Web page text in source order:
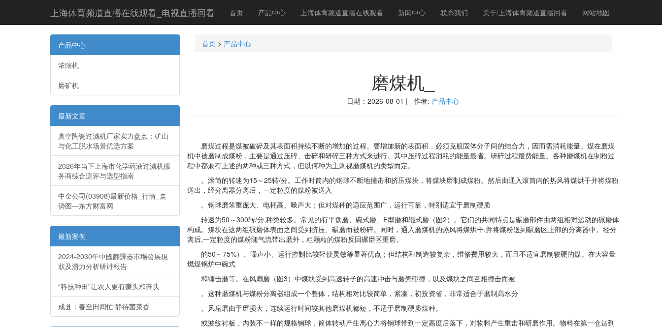
上海体育频道直播在线观看_电视直播回看 首页 产品中心 上海体育频道直播在线观看 新闻中心 联系我们 关于/上海体育频道直播回看 网站地图
产品中心
浓缩机
磨矿机
最新文章
真空陶瓷过滤机厂家实力盘点：矿山
与化工脱水场景优选方案
2026年当下上海市化学药液过滤机服
务商综合测评与选型指南
中金公司(03908)最新价格_行情_走
势图—东方财富网
最新案例
2024-2030年中國翻譯器市場發展現
狀及潛力分析研讨報告
“科技种田”让农人更有赚头和奔头
成县：春至田间忙 静待菌菜香
首页> 产品中心
磨煤机_
日期：2026-08-01 | 作者: 产品中心
磨煤过程是煤被破碎及其表面积持续不断的增加的过程。要增加新的表面积，必须克服固体分子间的结合力，因而需消耗能量。煤在磨煤
机中被磨制成煤粉，主要是通过压碎、击碎和研碎三种方式来进行。其中压碎过程消耗的能量最省。研碎过程最费能量。各种磨煤机在制粉过
程中都兼有上述的两种或三种方式，但以何种为主则视磨煤机的类型而定。
。滚筒的转速为15～25转/分。工作时筒内的钢球不断地撞击和挤压煤块，将煤块磨制成煤粉。然后由通入滚筒内的热风将煤烘干并将煤粉
送出，经分离器分离后，一定粒度的煤粉被送入
。钢球磨笨重庞大、电耗高、噪声大；但对煤种的适应范围广，运行可靠，特别适宜于磨制硬质
转速为50～300转/分,种类较多。常见的有平盘磨、碗式磨、E型磨和辊式磨（图2）。它们的共同特点是碾磨部件由两组相对运动的碾磨体
构成。煤块在这两组碾磨体表面之间受到挤压、碾磨而被粉碎。同时，通入磨煤机的热风将煤烘干,并将煤粉送到碾磨区上部的分离器中。经分
离后,一定粒度的煤粉随气流带出磨外，粗颗粒的煤粉反回碾磨区重磨。
的50～75%）、噪声小、运行控制比较轻便灵敏等显著优点；但结构和制造较复杂，维修费用较大，而且不适宜磨制较硬的煤。在大容量
燃煤锅炉中碗式
和锤击磨等。在风扇磨（图3）中煤块受到高速转子的高速冲击与磨壳碰撞，以及煤块之间互相撞击而被
。这种磨煤机与煤粉分离器组成一个整体，结构相对比较简单，紧凑，初投资省，非常适合于磨制高水分
。风扇磨由于磨损大，连续运行时间较其他磨煤机都短，不适于磨制硬质煤种。
或波纹衬板，内装不一样的规格钢球，筒体转动产生离心力将钢球带到一定高度后落下，对物料产生重击和研磨作用。物料在第一仓达到